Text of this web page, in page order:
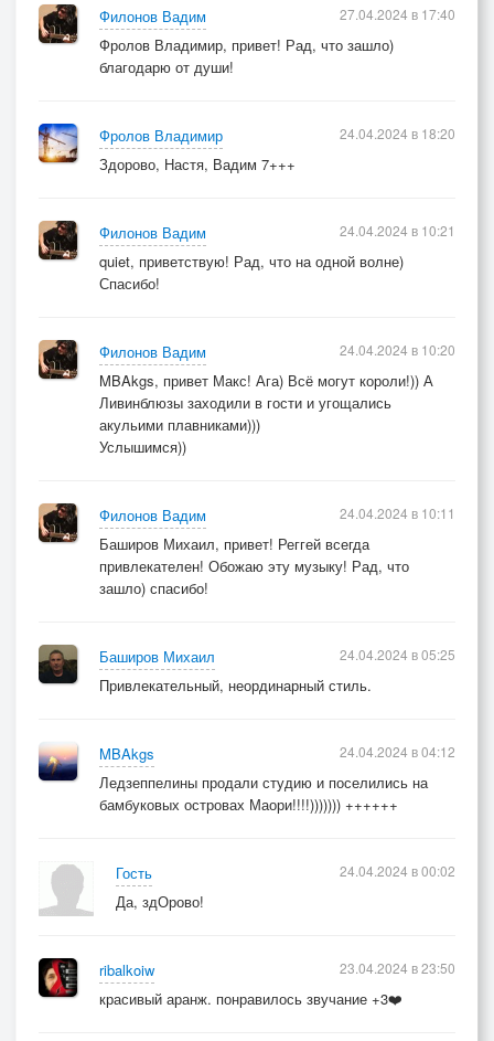
Филонов Вадим
Фролов Владимир, привет! Рад, что зашло)
благодарю от души!
27.04.2024 в 17:40
Фролов Владимир
Здорово, Настя, Вадим 7+++
24.04.2024 в 18:20
Филонов Вадим
quiet, приветствую! Рад, что на одной волне)
Спасибо!
24.04.2024 в 10:21
Филонов Вадим
MBAkgs, привет Макс! Ага) Всё могут короли!)) А
Ливинблюзы заходили в гости и угощались
акульими плавниками)))
Услышимся))
24.04.2024 в 10:20
Филонов Вадим
Баширов Михаил, привет! Реггей всегда
привлекателен! Обожаю эту музыку! Рад, что
зашло) спасибо!
24.04.2024 в 10:11
Баширов Михаил
Привлекательный, неординарный стиль.
24.04.2024 в 05:25
MBAkgs
Ледзеппелины продали студию и поселились на
бамбуковых островах Маори!!!!))))))) ++++++
24.04.2024 в 04:12
Гость
Да, здОрово!
24.04.2024 в 00:02
ribalkoiw
красивый аранж. понравилось звучание +3❤️
23.04.2024 в 23:50